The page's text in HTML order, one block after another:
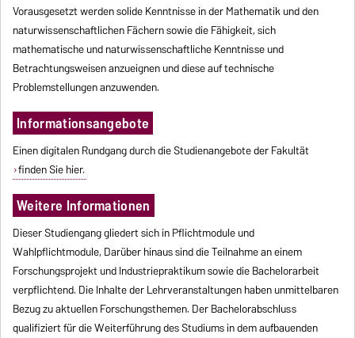
Vorausgesetzt werden solide Kenntnisse in der Mathematik und den
naturwissenschaftlichen Fächern sowie die Fähigkeit, sich
mathematische und naturwissenschaftliche Kenntnisse und
Betrachtungsweisen anzueignen und diese auf technische
Problemstellungen anzuwenden.
Informationsangebote
Einen digitalen Rundgang durch die Studienangebote der Fakultät
finden Sie hier.
Weitere Informationen
Dieser Studiengang gliedert sich in Pflichtmodule und
Wahlpflichtmodule, Darüber hinaus sind die Teilnahme an einem
Forschungsprojekt und Industriepraktikum sowie die Bachelorarbeit
verpflichtend. Die Inhalte der Lehrveranstaltungen haben unmittelbaren
Bezug zu aktuellen Forschungsthemen. Der Bachelorabschluss
qualifiziert für die Weiterführung des Studiums in dem aufbauenden